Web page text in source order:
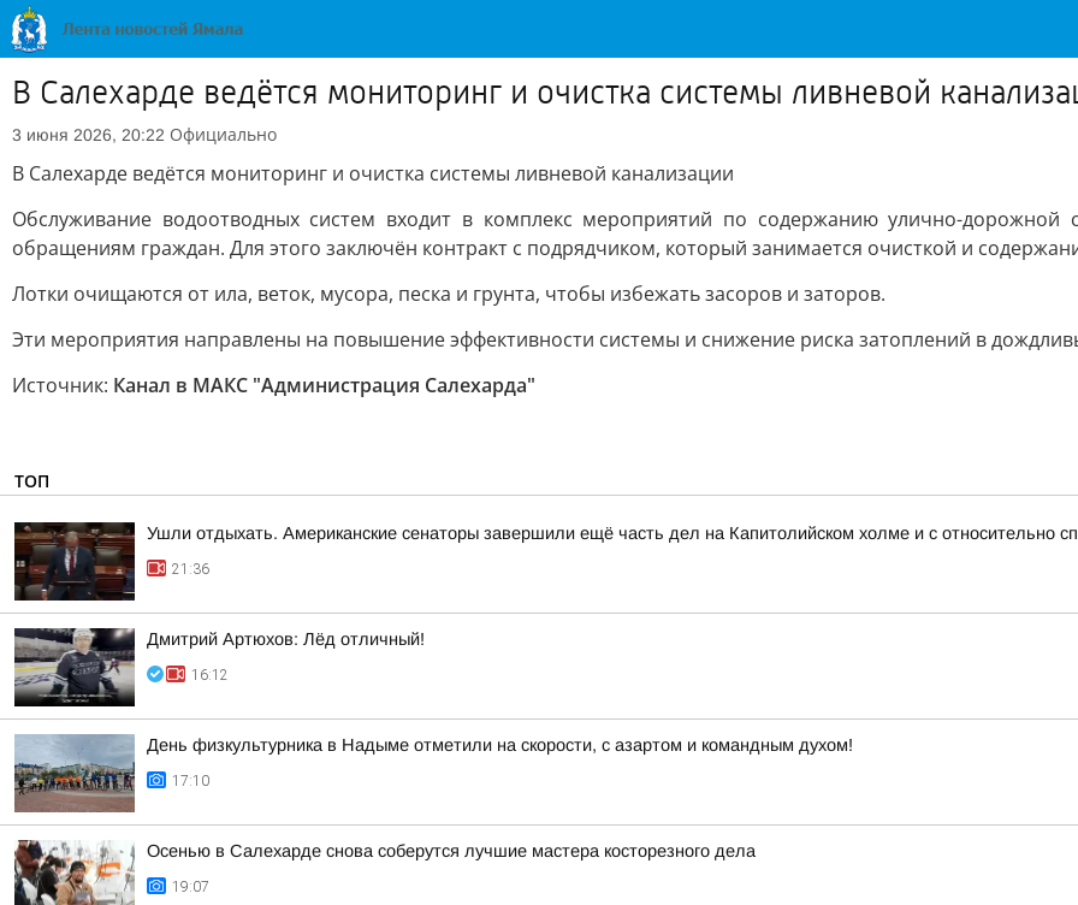
В Салехарде ведётся мониторинг и очистка системы ливневой
3 июня 2026, 20:22 Официально
В Салехарде ведётся мониторинг и очистка системы ливневой канализации
Обслуживание водоотводных систем входит в комплекс мероприятий по содержанию улично-
обращениям граждан. Для этого заключён контракт с подрядчиком, который занимается очисткой и
Лотки очищаются от ила, веток, мусора, песка и грунта, чтобы избежать засоров и заторов.
Эти мероприятия направлены на повышение эффективности системы и снижение риска затоплений в
Источник: Канал в МАКС "Администрация Салехарда"
ТОП
Ушли отдыхать. Американские сенаторы завершили ещё часть дел на Капитолийском холме и с относительно
21:36
Дмитрий Артюхов: Лёд отличный!
16:12
День физкультурника в Надыме отметили на скорости, с азартом и командным духом!
17:10
Осенью в Салехарде снова соберутся лучшие мастера косторезного дела
19:07